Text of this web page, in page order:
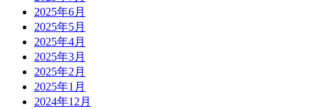
2025年6月
2025年5月
2025年4月
2025年3月
2025年2月
2025年1月
2024年12月